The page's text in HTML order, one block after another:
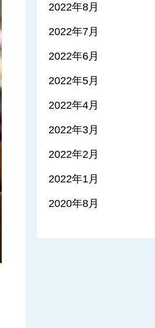
2022年8月
2022年7月
2022年6月
2022年5月
2022年4月
2022年3月
2022年2月
2022年1月
2020年8月